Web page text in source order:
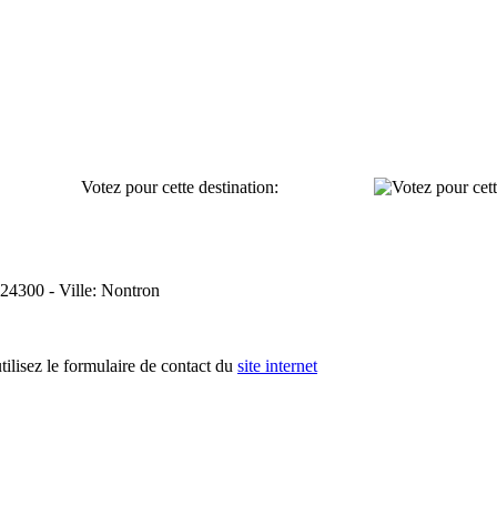
Votez pour cette destination:
- Ville: Nontron
le formulaire de contact du site internet